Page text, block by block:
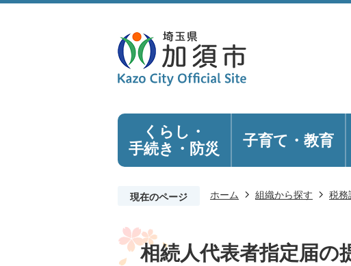
くらし・
手続き ・防災 子育て・教育
現在のページ ホーム 組織から探す 税務
相続人代表者指定届の